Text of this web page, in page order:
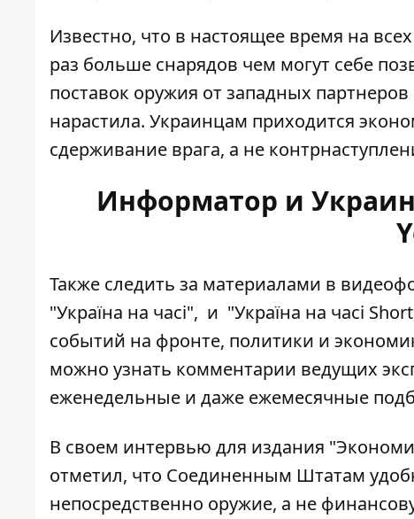
Известно, что в настоящее время на
раз больше снарядов чем могут себе
поставок оружия от западных
нарастила. Украинцам приходится
сдерживание врага, а не
Информатор и
Также следить за материалами в
"Україна на часі", и "Україна на часі
событий на фронте, политики и
можно узнать комментарии ведущих
еженедельные и даже ежемесячные
В своем интервью для издания
отметил, что Соединенным Штатам
непосредственно оружие, а не